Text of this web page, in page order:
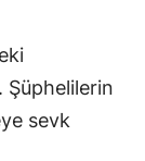
Şüphelilerin
sevk